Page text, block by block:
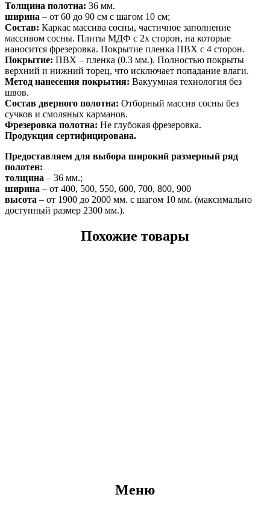
Толщина полотна: 36 мм.
ширина – от 60 до 90 см с шагом 10 см;
Состав: Каркас массива сосны, частичное заполнение
массивом сосны. Плиты МДФ с 2х сторон, на которые
наносится фрезеровка. Покрытие пленка ПВХ с 4 сторон.
Покрытие: ПВХ – пленка (0.3 мм.). Полностью покрыты
верхний и нижний торец, что исключает попадание влаги.
Метод нанесения покрытия: Вакуумная технология без
швов.
Состав дверного полотна: Отборный массив сосны без
сучков и смоляных карманов.
Фрезеровка полотна: Не глубокая фрезеровка.
Продукция сертифицирована.
Предоставляем для выбора широкий размерный ряд
полотен:
толщина – 36 мм.;
ширина – от 400, 500, 550, 600, 700, 800, 900
высота – от 1900 до 2000 мм. с шагом 10 мм. (максимально
доступный размер 2300 мм.).
Похожие товары
Меню